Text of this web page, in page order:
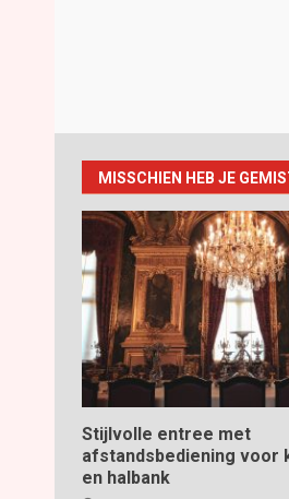
MISSCHIEN HEB JE
Stijlvolle entree met
afstandsbediening voor
en halbank